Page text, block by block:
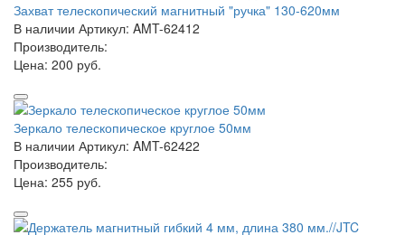
Захват телескопический магнитный "ручка" 130-620мм
В наличии Артикул: AMT-62412
Производитель:
Цена: 200 руб.
Зеркало телескопическое круглое 50мм
В наличии Артикул: AMT-62422
Производитель:
Цена: 255 руб.